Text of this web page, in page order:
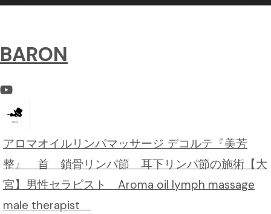
BARON
アロマオイルリンパマッサージ デコルテ『美芳
整』 首 鎖骨リンパ節 耳下リンパ節の施術【大
宮】男性セラピスト Aroma oil lymph massage
male therapist